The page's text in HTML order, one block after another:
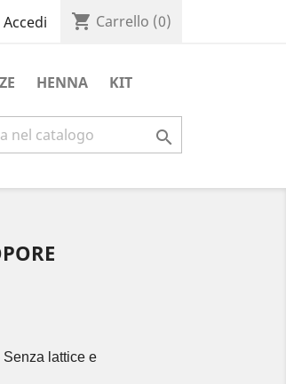
Accedi shopping_cart Carrello (0)
HENNA KIT

lattice e